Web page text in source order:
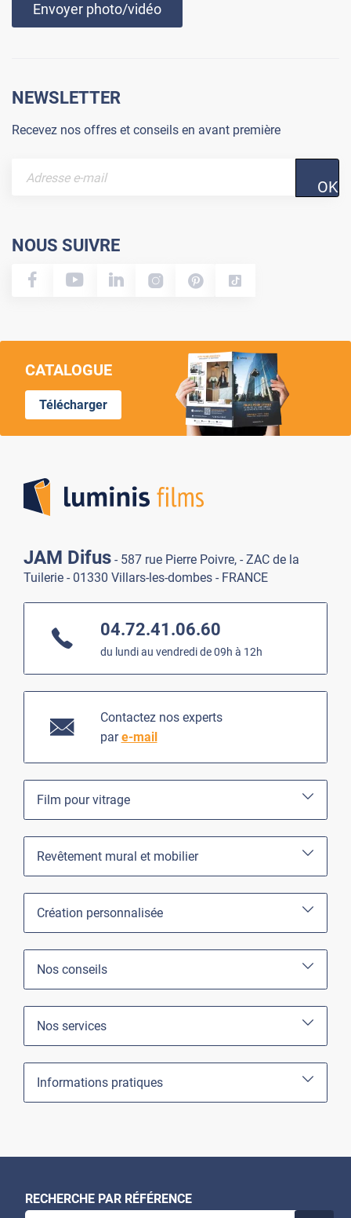
Envoyer photo/vidéo
NEWSLETTER
Recevez nos offres et conseils en avant première
OK
NOUS SUIVRE
CATALOGUE
Télécharger
JAM Difus - 587 rue Pierre Poivre, - ZAC de la
Tuilerie - 01330 Villars-les-dombes - FRANCE
04.72.41.06.60
du lundi au vendredi de 09h à 12h
Contactez nos experts
pare-mail
Film pour vitrage
Revêtement mural et mobilier
Création personnalisée
Nos conseils
Nos services
Informations pratiques
RECHERCHE PAR RÉFÉRENCE